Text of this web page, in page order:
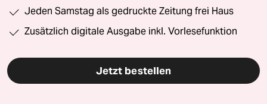
Jeden Samstag als gedruckte Zeitung frei Haus
Zusätzlich digitale Ausgabe inkl. Vorlesefunktion
Jetzt bestellen